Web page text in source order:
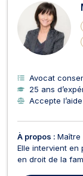
Avocat
25 ans
Accepte
À propos : Maître
Elle intervient en
en droit de la